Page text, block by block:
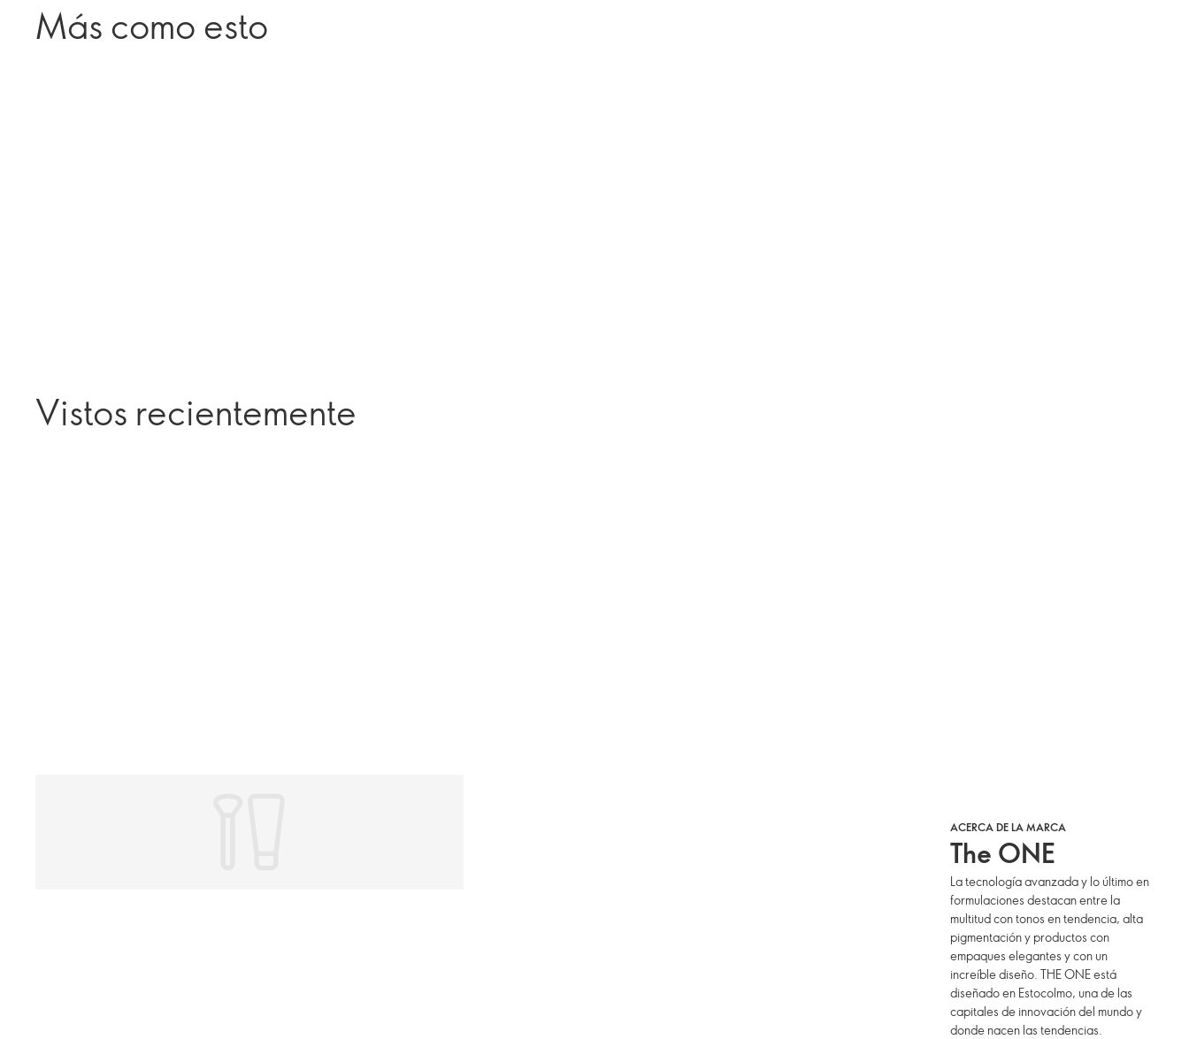
Más como esto
Vistos recientemente
ACERCA DE LA MARCA
The ONE
La tecnología avanzada y lo último en
formulaciones destacan entre la
multitud con tonos en tendencia, alta
pigmentación y productos con
empaques elegantes y con un
increíble diseño. THE ONE está
diseñado en Estocolmo, una de las
capitales de innovación del mundo y
donde nacen las tendencias.